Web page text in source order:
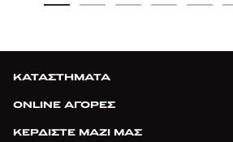
ΚΑΤΑΣΤΗΜΑΤΑ
ONLINE ΑΓΟΡΕΣ
ΚΕΡΔΙΣΤΕ ΜΑΖΙ ΜΑΣ